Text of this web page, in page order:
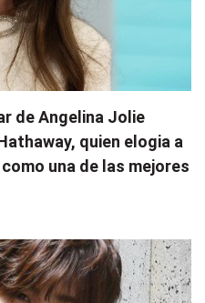
de Angelina Jolie
quien elogia a
una de las mejores